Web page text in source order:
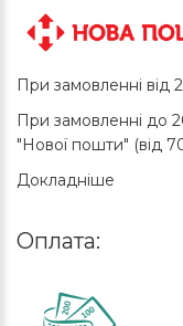
При замовленні від
При замовленні до
"Нової пошти" (від
Докладніше
Оплата: